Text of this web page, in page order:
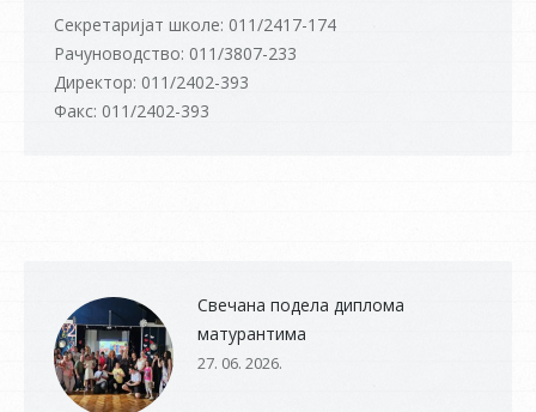
Секретаријат школе: 011/2417-174
Рачуноводство: 011/3807-233
Директор: 011/2402-393
Факс: 011/2402-393
Свечана подела диплома
матурантима
27. 06. 2026.